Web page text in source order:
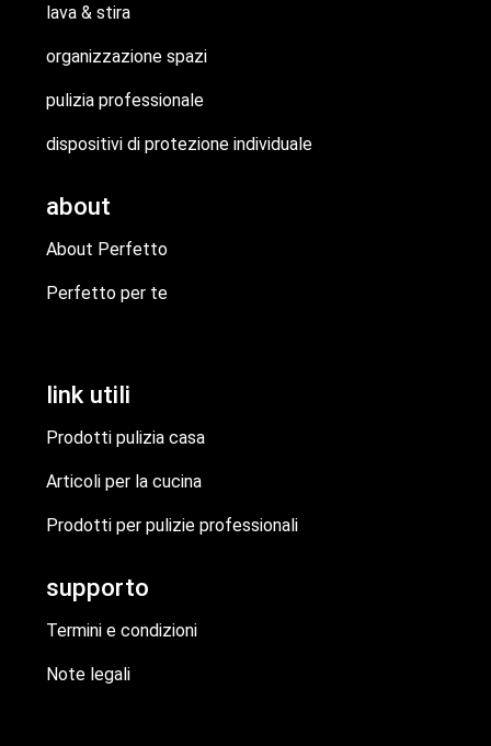
lava & stira
organizzazione spazi
pulizia professionale
dispositivi di protezione individuale
about
About Perfetto
Perfetto per te
link utili
Prodotti pulizia casa
Articoli per la cucina
Prodotti per pulizie professionali
supporto
Termini e condizioni
Note legali